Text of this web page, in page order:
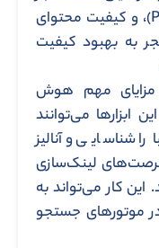
دامنه (DA)، اعتبار صفحه (PA)، و کیفیت محتوای
به بهبود کیفیت
مهم هوش
ابزارها می‌توانند
شناسایی و آنالیز
لینک‌سازی
کار می‌تواند به
موتورهای جستجو